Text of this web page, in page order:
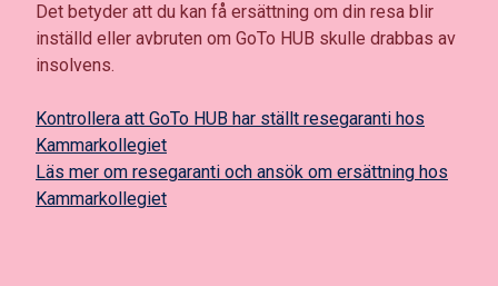
Det betyder att du kan få ersättning om din resa blir
inställd eller avbruten om GoTo HUB skulle drabbas av
insolvens.
Kontrollera att GoTo HUB har ställt resegaranti hos
Kammarkollegiet
Läs mer om resegaranti och ansök om ersättning hos
Kammarkollegiet